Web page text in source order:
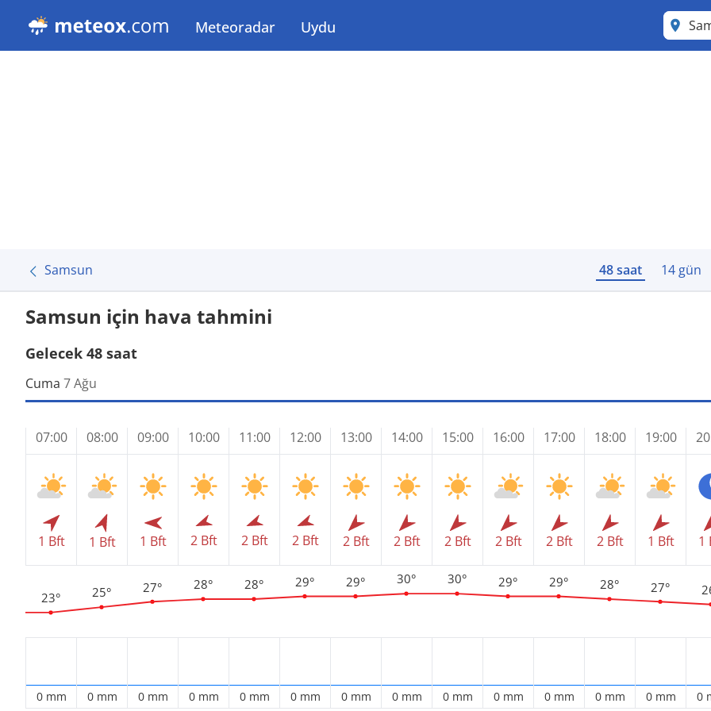
Meteoradar Uydu
Samsun 48 saat 14 gün
Samsun için hava tahmini
Gelecek 48 saat
Cuma 7 Ağu
07:00
1 Bft
23°
0 mm
08:00
1 Bft
25°
0 mm
09:00
1 Bft
27°
0 mm
10:00
2 Bft
28°
0 mm
11:00
2 Bft
28°
0 mm
12:00
2 Bft
29°
0 mm
13:00
2 Bft
29°
0 mm
14:00
2 Bft
30°
0 mm
15:00
2 Bft
30°
0 mm
16:00
2 Bft
29°
0 mm
17:00
2 Bft
29°
0 mm
18:00
2 Bft
28°
0 mm
19:00
1 Bft
27°
0 mm
1
0